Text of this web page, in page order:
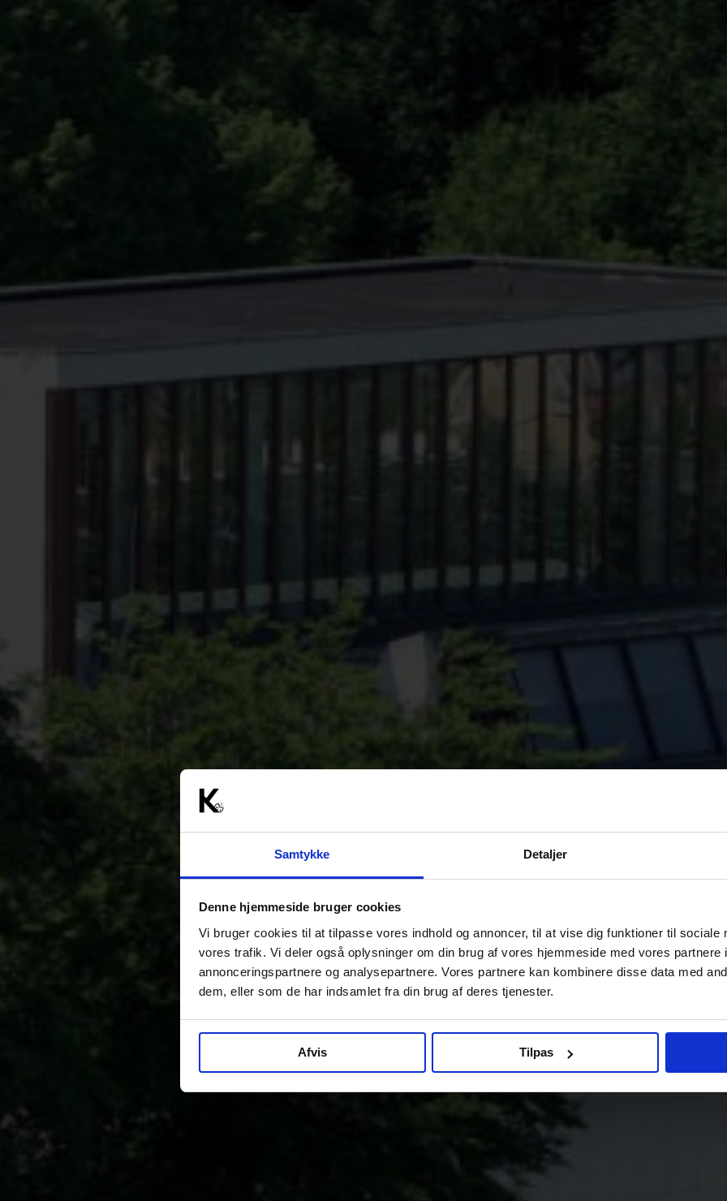
Samtykke Detaljer
Denne hjemmeside bruger cookies
Vi bruger cookies til at tilpasse vores indhold og annoncer, til at vise dig funktioner til sociale
vores trafik. Vi deler også oplysninger om din brug af vores hjemmeside med vores partnere
annonceringspartnere og analysepartnere. Vores partnere kan kombinere disse data med
dem, eller som de har indsamlet fra din brug af deres tjenester.
Afvis Tilpas